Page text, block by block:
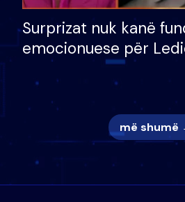
Surprizat nuk kanë
emocionuese për
nëna dhe fëmijët e tij,
nuk i mban dot lotët:
më shumë